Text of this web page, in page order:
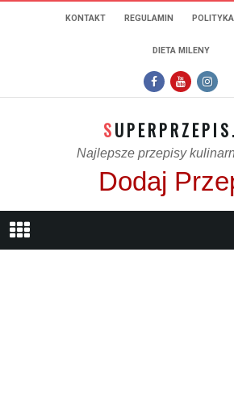
KONTAKT REGULAMIN
DIETA MILENY
Najlepsze przepisy
Dodaj